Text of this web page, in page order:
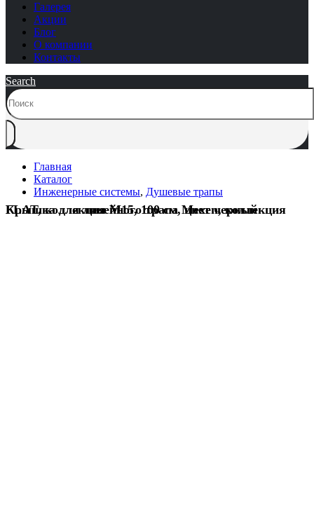
Галерея
Акции
Блог
О компании
Контакты
Search
Главная
Каталог
Инженерные системы, Душевые трапы
Крышка для линейного трапа Mexen, коллекция FLAT, коллекция M15, 100 см, цвет черный